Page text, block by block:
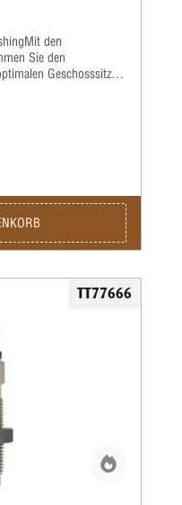
den
Sie den
Geschosssitz
Bushings sind nicht im
TT77666